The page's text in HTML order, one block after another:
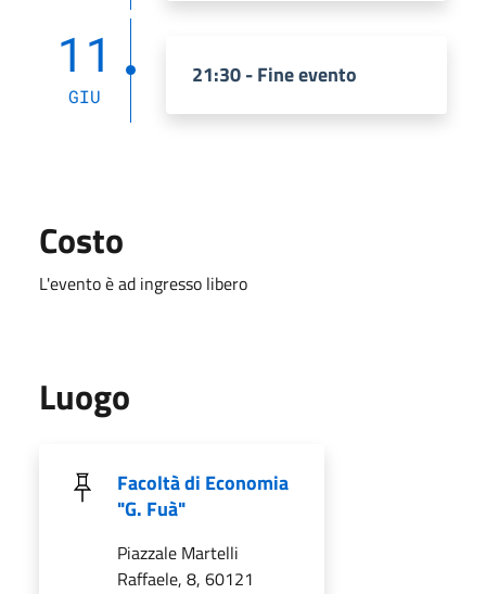
11
GIU
21:30 - Fine evento
Costo
L'evento è ad ingresso libero
Luogo
Facoltà di Economia
"G. Fuà"
Piazzale Martelli
Raffaele, 8, 60121